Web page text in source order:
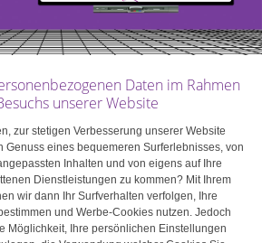
Zinssätze belasten auch die
die für Anleger in der
wichtige Ertragsquelle darstellten.
auf Erträge aus ihren Ersparnissen
andere Anlagen in Betracht
Vermögenswerte mit höherem
Renditen zu erzielen, die
boten. Die Rendite für 10-
beträgt aktuell zum
liegt damit unter den Zinssätzen der
Daten im Rahmen
unserer Website
zur stetigen Verbesserung unserer Website
Genuss eines bequemeren Surferlebnisses, von
Inhalten und von eigens auf Ihre
Dienstleistungen zu kommen? Mit Ihrem
wir dann Ihr Surfverhalten verfolgen, Ihre
und Werbe-Cookies nutzen. Jedoch
Möglichkeit, Ihre persönlichen Einstellungen